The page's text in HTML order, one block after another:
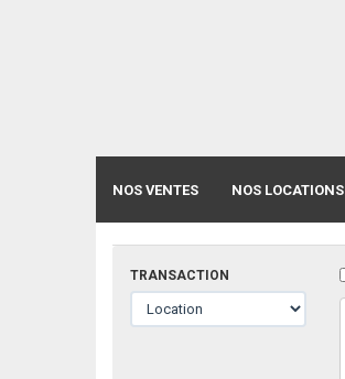
NOS VENTES NOS LOCATIONS
TRANSACTION